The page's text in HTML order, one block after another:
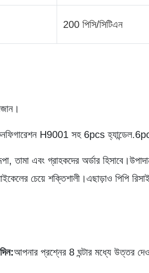
200 পিসি/সিটিএন
H9001 সহ 6pcs
তামা এবং গ্রাহকদের অর্ডার
চেয়ে শক্তিশালী।এছাড়াও পিপি
আপনার প্রশ্নের 8 ঘন্টার মধ্যে উত্তর